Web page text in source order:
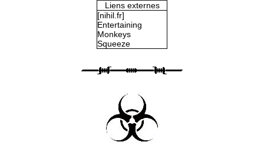
Liens externes
[nihil.fr]
Entertaining
Monkeys
Squeeze